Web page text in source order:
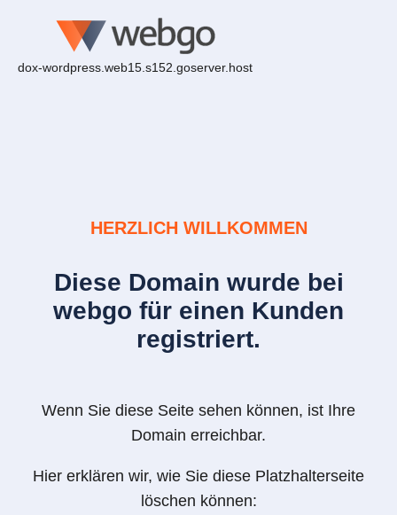
dox-wordpress.web15.s152.goserver.host
HERZLICH WILLKOMMEN
Diese Domain wurde bei
webgo für einen Kunden
registriert.
Wenn Sie diese Seite sehen können, ist Ihre
Domain erreichbar.
Hier erklären wir, wie Sie diese Platzhalterseite
löschen können: